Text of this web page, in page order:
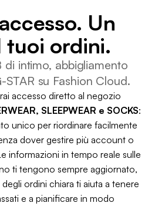
Un
tuoi ordini.
di intimo, abbigliamento
su Fashion Cloud.
accesso diretto al negozio
SLEEPWEAR e SOCKS:
unico per riordinare facilmente
dover gestire più account o
informazioni in tempo reale sulle
ti tengono sempre aggiornato,
ordini chiara ti aiuta a tenere
e a pianificare in modo